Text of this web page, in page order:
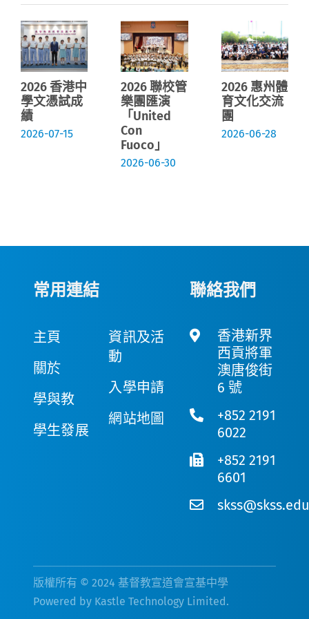
2026 香港中
學文憑試成
績
2026-07-15
2026 聯校管
樂團匯演
「United
Con
Fuoco」
2026-06-30
2026 惠州體
育文化交流
團
2026-06-28
常用連結
主頁
關於
學與教
學生發展
資訊及活
動
入學申請
網站地圖
聯絡我們
香港新界
西貢將軍
澳唐俊街
6 號
+852 2191
6022
+852 2191
6601
版權所有 © 2024 基督教宣道會宣基中學
Powered by Kastle Technology Limited.